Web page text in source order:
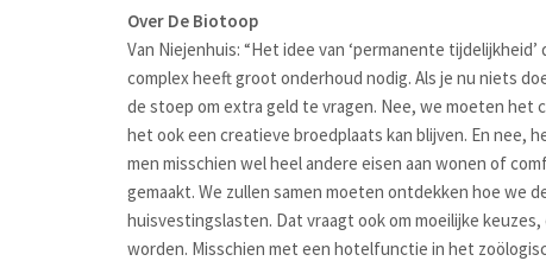
Over De Biotoop
Van Niejenhuis: “Het idee van ‘permanente
complex heeft groot onderhoud nodig. Als je nu niets
de stoep om extra geld te vragen. Nee, we moeten het
het ook een creatieve broedplaats kan blijven. En nee,
men misschien wel heel andere eisen aan wonen of
gemaakt. We zullen samen moeten ontdekken hoe we
huisvestingslasten. Dat vraagt ook om moeilijke
worden. Misschien met een hotelfunctie in het